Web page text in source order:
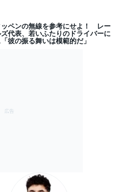
ッペンの無線を参考にせよ！ レー
代表、若いふたりのドライバーに
彼の振る舞いは模範的だ」